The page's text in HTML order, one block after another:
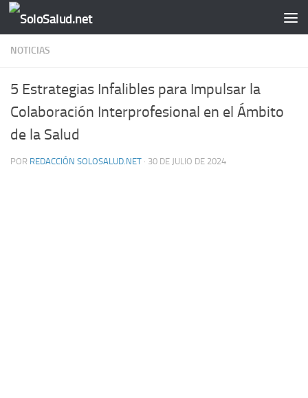
Saltar al contenido
NOTICIAS
5 Estrategias Infalibles para Impulsar la
Colaboración Interprofesional en el Ámbito
de la Salud
POR REDACCIÓN SOLOSALUD.NET · 30 DE JULIO DE 2024